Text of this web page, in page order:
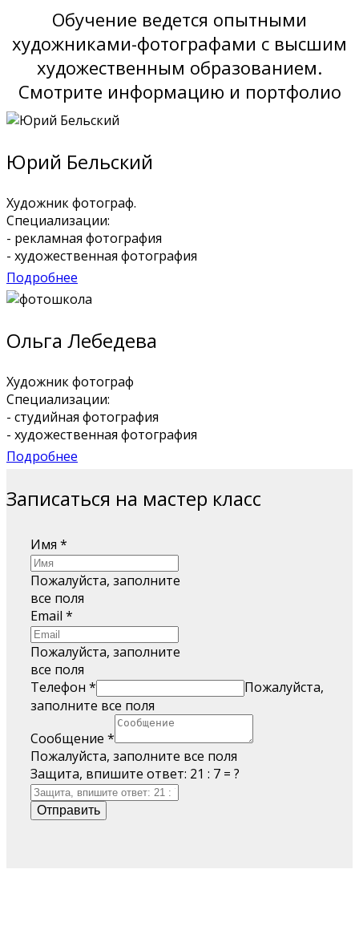
Обучение ведется опытными
художниками-фотографами с высшим
художественным образованием.
Смотрите информацию и портфолио
Юрий Бельский
Художник фотограф.
Специализации:
- рекламная фотография
- художественная фотография
Подробнее
Ольга Лебедева
Художник фотограф
Специализации:
- студийная фотография
- художественная фотография
Подробнее
Записаться на мастер класс
Имя *
Пожалуйста, заполните
все поля
Email *
Пожалуйста, заполните
все поля
Телефон *
Пожалуйста,
заполните все поля
Сообщение *
Пожалуйста, заполните все поля
Защита, впишите ответ: 21 : 7 = ?
Отправить